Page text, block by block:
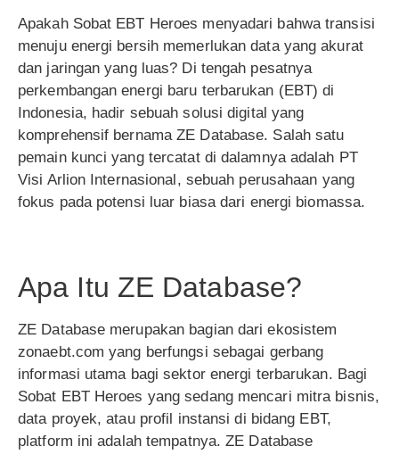
Apakah Sobat EBT Heroes menyadari bahwa transisi
menuju energi bersih memerlukan data yang akurat
dan jaringan yang luas? Di tengah pesatnya
perkembangan energi baru terbarukan (EBT) di
Indonesia, hadir sebuah solusi digital yang
komprehensif bernama ZE Database. Salah satu
pemain kunci yang tercatat di dalamnya adalah PT
Visi Arlion Internasional, sebuah perusahaan yang
fokus pada potensi luar biasa dari energi biomassa.
Apa Itu ZE Database?
ZE Database merupakan bagian dari ekosistem
zonaebt.com yang berfungsi sebagai gerbang
informasi utama bagi sektor energi terbarukan. Bagi
Sobat EBT Heroes yang sedang mencari mitra bisnis,
data proyek, atau profil instansi di bidang EBT,
platform ini adalah tempatnya. ZE Database